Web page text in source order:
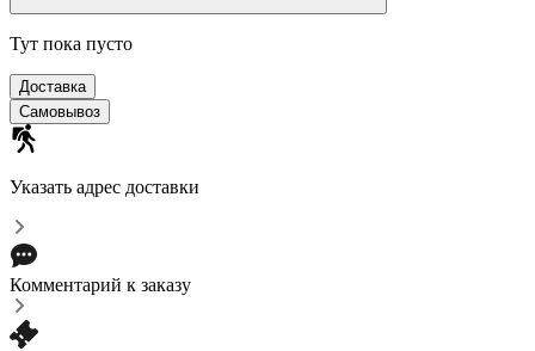
Тут пока пусто
Доставка
Cамовывоз
Указать адрес доставки
Комментарий к заказу